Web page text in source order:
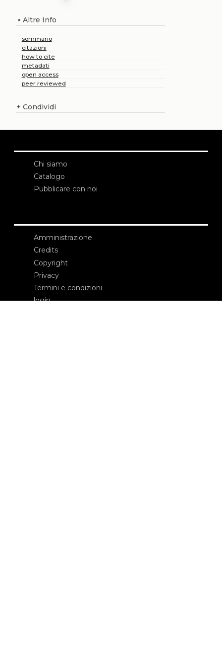
+Altre Info
sommario
citazioni
how to cite
metadati
open access
peer reviewed
+ Condividi
Chi siamo
Catalogo
Pubblicare con noi
Amministrazione
Credits
Copyright
Privacy
Termini e condizioni
login